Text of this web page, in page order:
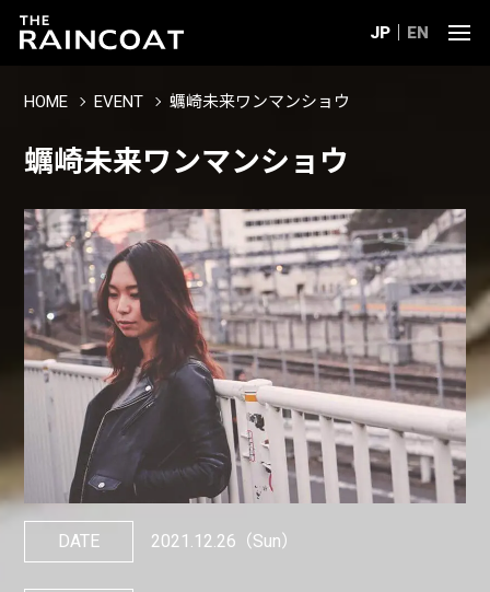
JP EN
HOME EVENT 蠣崎未来ワンマンショウ
蠣崎未来ワンマンショウ
DATE 2021.12.26 （Sun）